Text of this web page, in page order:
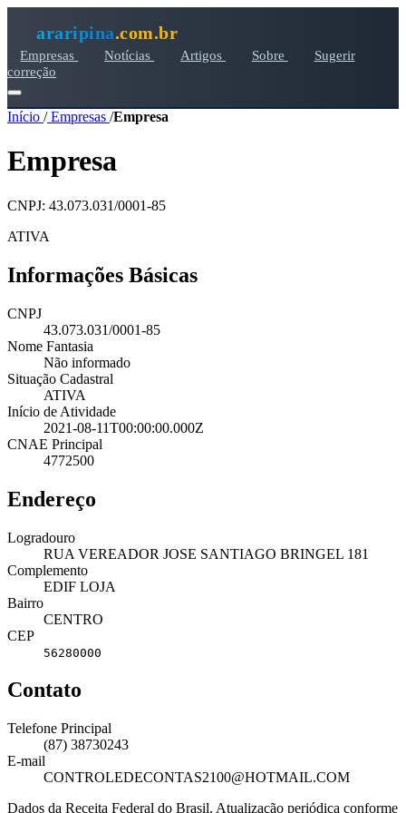
araripina.com.br
Empresas Notícias Artigos Sobre
Sugerir
correção
Início /Empresas /Empresa
Empresa
CNPJ: 43.073.031/0001-85
ATIVA
Informações Básicas
CNPJ
43.073.031/0001-85
Nome Fantasia
Não informado
Situação Cadastral
ATIVA
Início de Atividade
2021-08-11T00:00:00.000Z
CNAE Principal
4772500
Endereço
Logradouro
RUA VEREADOR JOSE SANTIAGO BRINGEL 181
Complemento
EDIF LOJA
Bairro
CENTRO
CEP
56280000
Contato
Telefone Principal
(87) 38730243
E-mail
CONTROLEDECONTAS2100@HOTMAIL.COM
Dados da Receita Federal do Brasil. Atualização periódica conforme